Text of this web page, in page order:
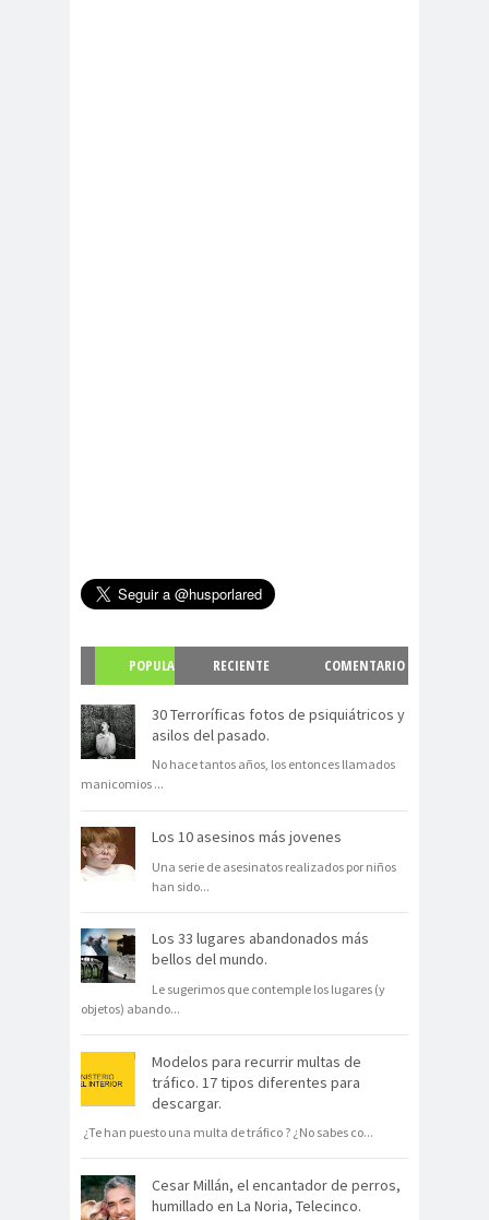
POPULA
R
RECIENTE
COMENTARIO
30 Terroríficas fotos de psiquiátricos y
asilos del pasado.
No hace tantos años, los entonces llamados
manicomios ...
Los 10 asesinos más jovenes
Una serie de asesinatos realizados por niños
han sido...
Los 33 lugares abandonados más
bellos del mundo.
Le sugerimos que contemple los lugares (y
objetos) abando...
Modelos para recurrir multas de
tráfico. 17 tipos diferentes para
descargar.
¿Te han puesto una multa de tráfico ? ¿No sabes co...
Cesar Millán, el encantador de perros,
humillado en La Noria, Telecinco.